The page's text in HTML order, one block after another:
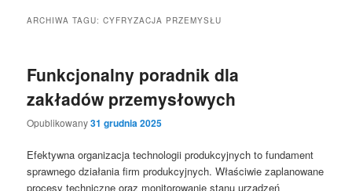
ARCHIWA TAGU:CYFRYZACJA PRZEMYSŁU
Funkcjonalny poradnik dla
zakładów przemysłowych
Opublikowany31 grudnia 2025
Efektywna organizacja technologii produkcyjnych to fundament
sprawnego działania firm produkcyjnych. Właściwie zaplanowane
procesy techniczne oraz monitorowanie stanu urządzeń